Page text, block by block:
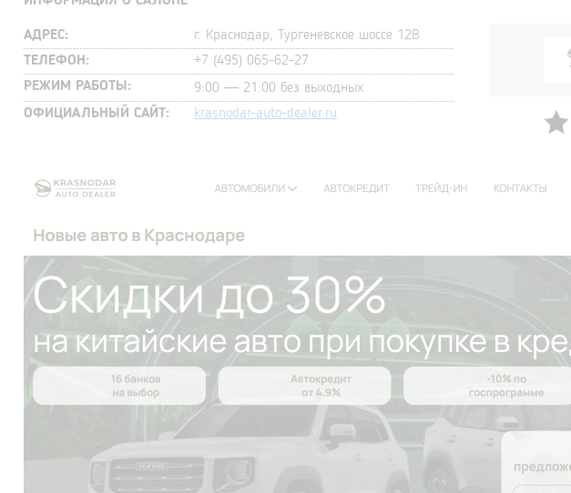
АДРЕС:
г. Краснодар, Тургеневское шоссе 12В
ТЕЛЕФОН:
+7 (495) 065-62-27
РЕЖИМ РАБОТЫ:
9:00 — 21:00 без выходных
ОФИЦИАЛЬНЫЙ САЙТ:
krasnodar-auto-dealer.ru